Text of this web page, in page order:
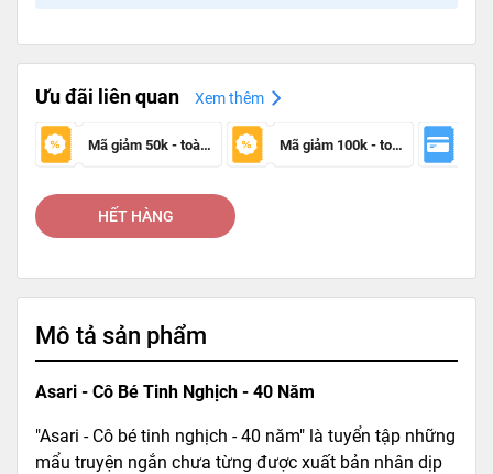
Ưu đãi liên quan Xem thêm
Mã giảm 50k - toàn sàn Mã giảm 100k - toàn sàn
HẾT HÀNG
Mô tả sản phẩm
Asari - Cô Bé Tinh Nghịch - 40 Năm
"Asari - Cô bé tinh nghịch - 40 năm" là tuyển tập những
mẩu truyện ngắn chưa từng được xuất bản nhân dịp